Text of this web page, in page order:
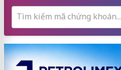
Tìm kiếm mã chứng khoán...